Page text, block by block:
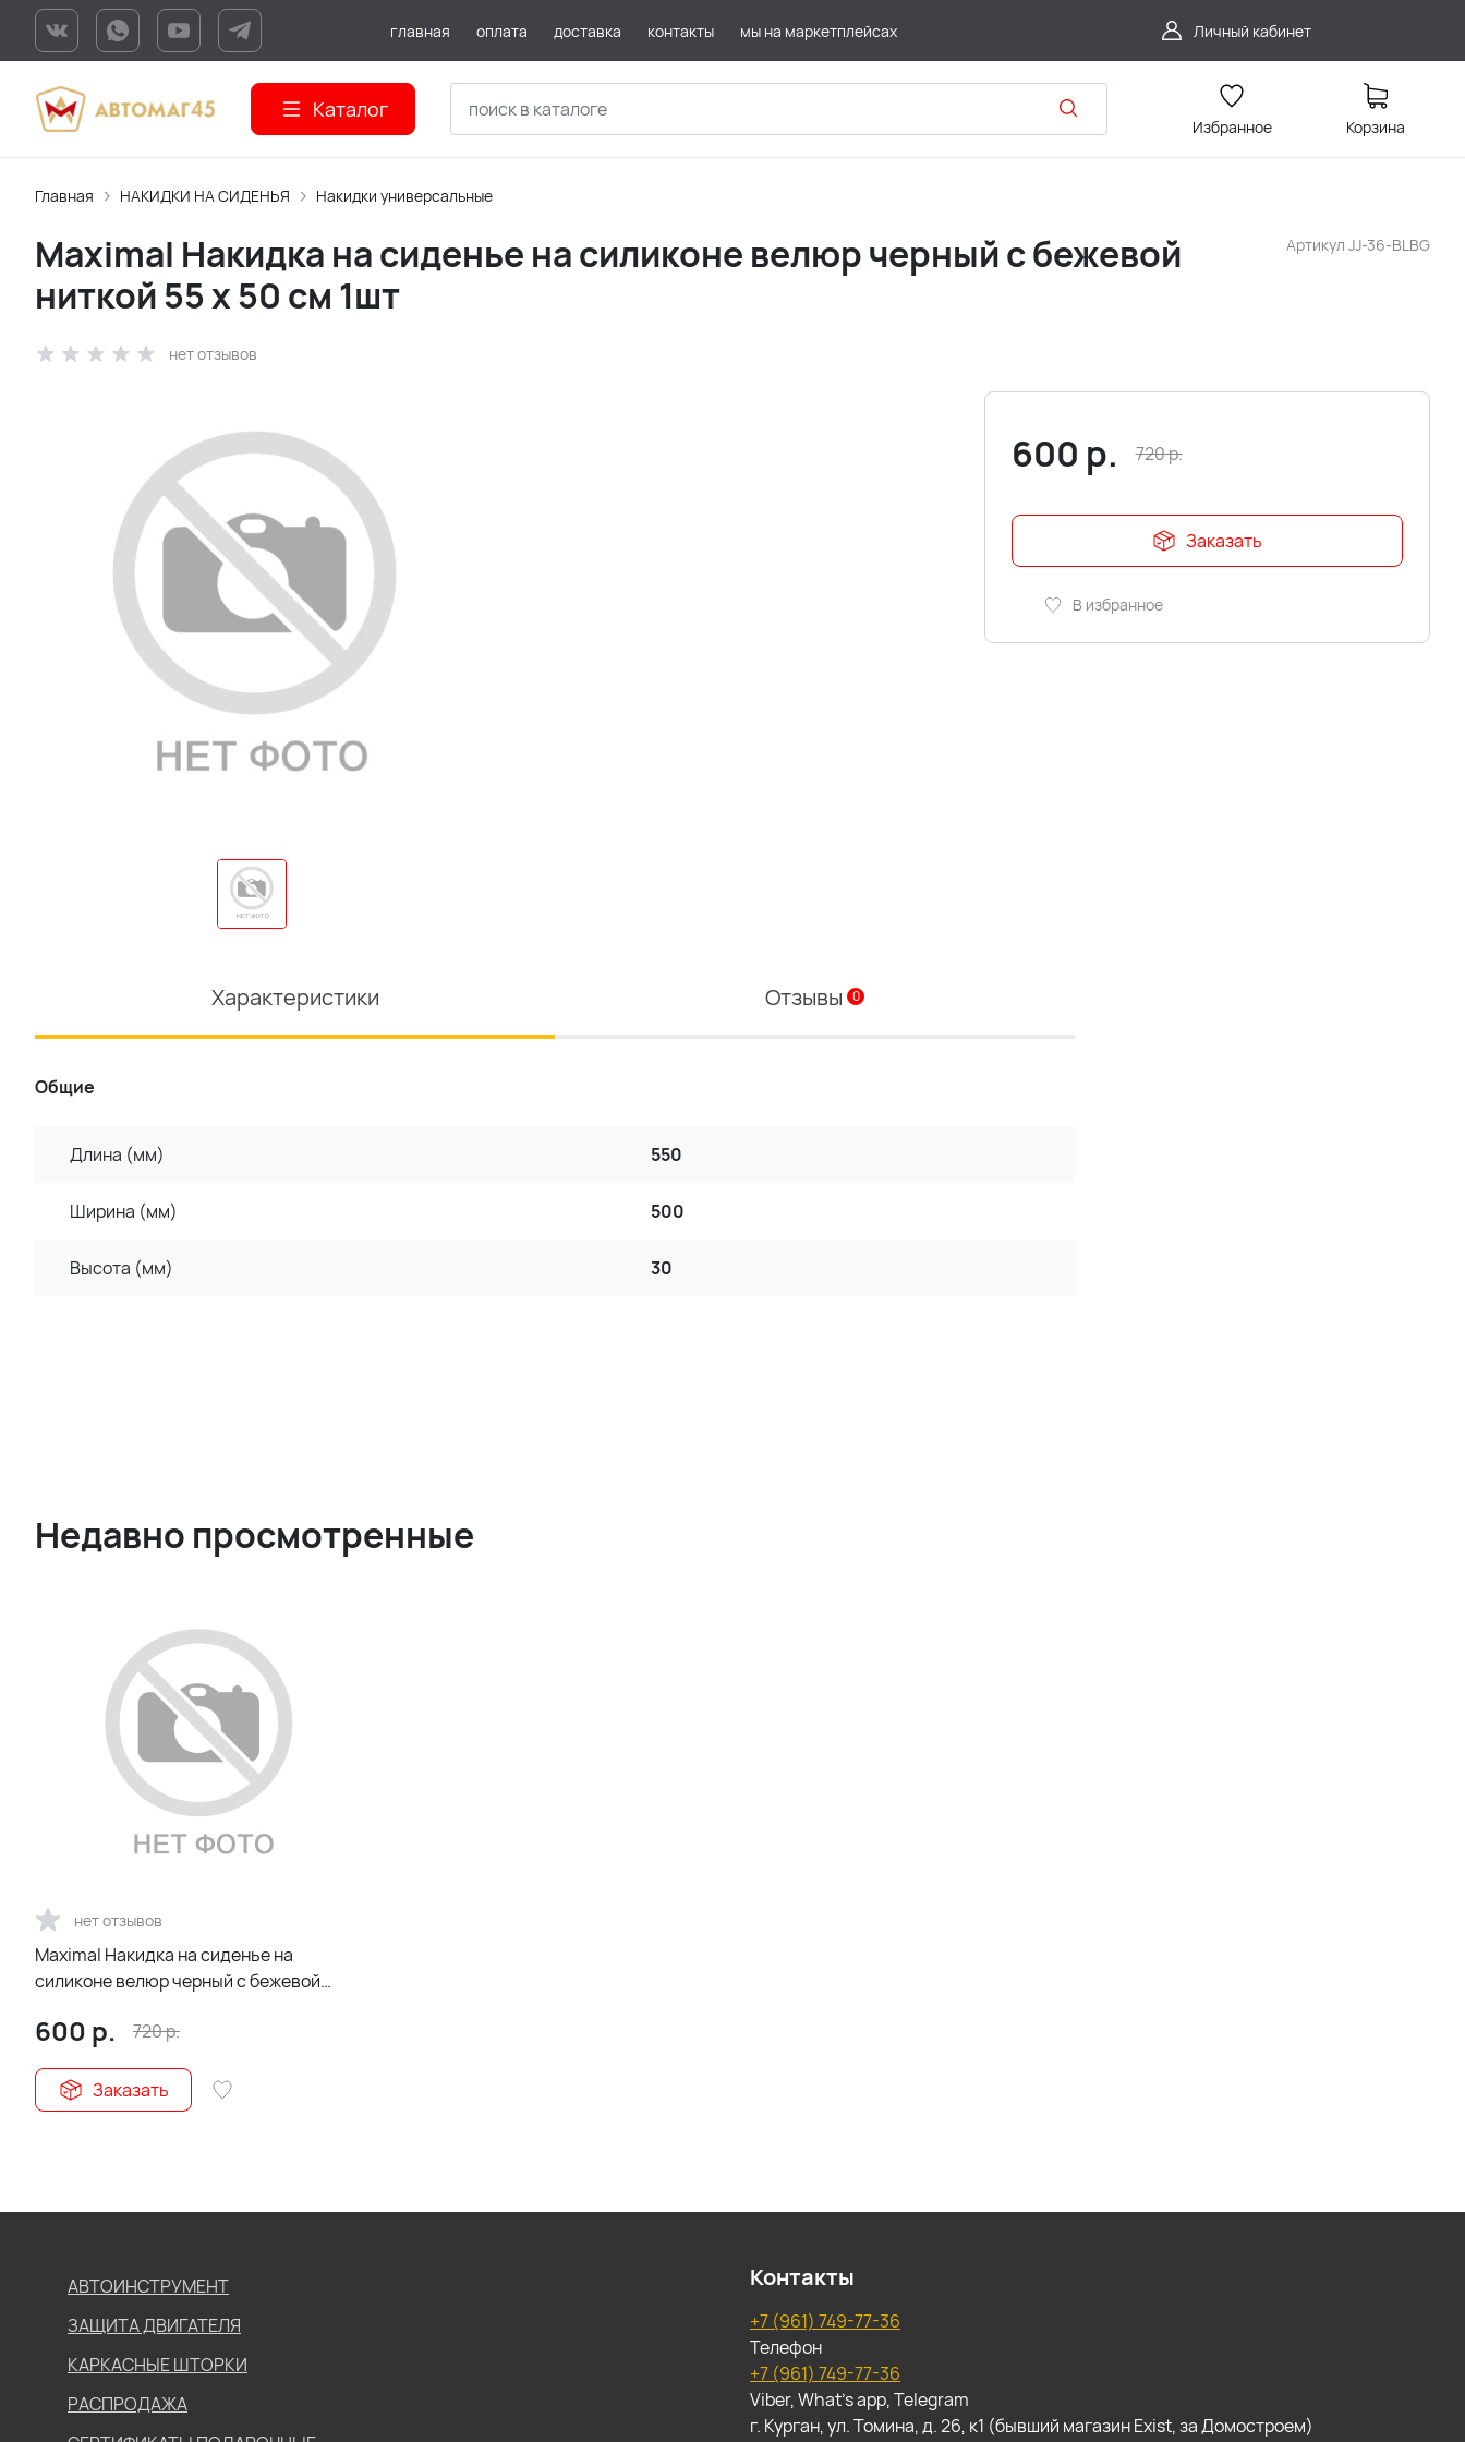
главная оплата доставка контакты мы на маркетплейсах Личный кабинет
Каталог
Избранное Корзина
Главная НАКИДКИ НА СИДЕНЬЯ Накидки универсальные
Артикул JJ-36-BLBG
Maximal Накидка на сиденье на силиконе велюр черный c бежевой
ниткой 55 x 50 см 1шт
нет отзывов
600 р. 720р.
Заказать
В избранное
Характеристики Отзывы 0
Общие
Длина (мм) 550
Ширина (мм) 500
Высота (мм) 30
Недавно просмотренные
нет отзывов
Maximal Накидка на сиденье на
силиконе велюр черный c бежевой
600 р. 720р.
Заказать
АВТОИНСТРУМЕНТ
ЗАЩИТА ДВИГАТЕЛЯ
КАРКАСНЫЕ ШТОРКИ
РАСПРОДАЖА
Контакты
+7 (961) 749-77-36
Телефон
+7 (961) 749-77-36
Viber, What's app, Telegram
г. Курган, ул. Томина, д. 26, к1 (бывший магазин Exist, за Домостроем)